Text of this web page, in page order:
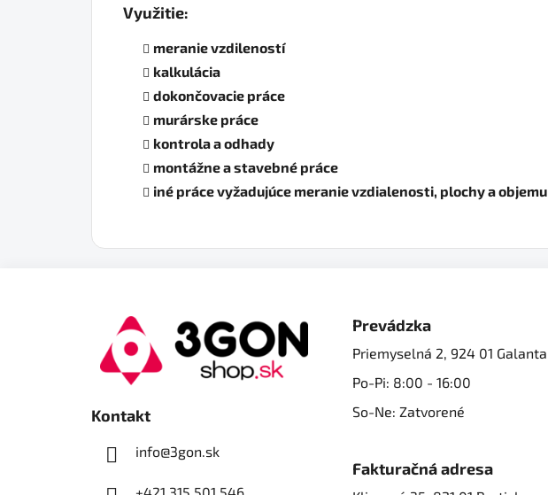
Využitie:
meranie vzdileností
kalkulácia
dokončovacie práce
murárske práce
kontrola a odhady
montážne a stavebné práce
iné práce vyžadujúce meranie vzdialenosti, plochy a objemu
Kontakt
info@3gon.sk
Prevádzka
Priemyselná 2, 924 01 Galanta
Po-Pi: 8:00 - 16:00
So-Ne: Zatvorené
Fakturačná adresa